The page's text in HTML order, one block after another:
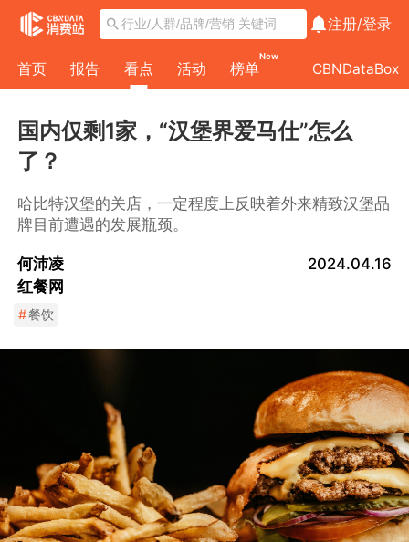
注册/登录
首页 报告 看点 活动 榜单
New
CBNDataBox
国内仅剩1家，“汉堡界爱马仕”怎么
了？
哈比特汉堡的关店，一定程度上反映着外来精致汉堡品
牌目前遭遇的发展瓶颈。
何沛凌
红餐网
2024.04.16
#餐饮